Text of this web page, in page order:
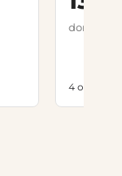
dont 0,73
4 options